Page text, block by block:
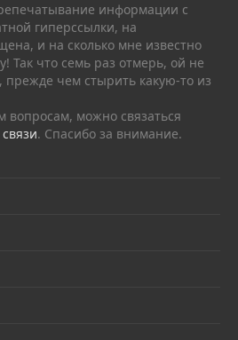
информации с
гиперссылки, на
и на сколько мне известно
Так что семь раз отмерь, ой не
прежде чем стырить какую-то из
можно связаться
. Спасибо за внимание.